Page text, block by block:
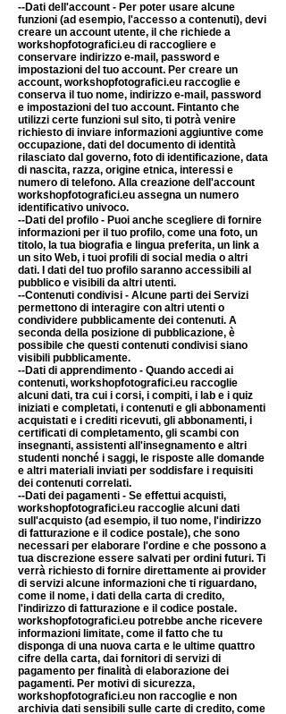
--Dati dell'account - Per poter usare alcune
funzioni (ad esempio, l'accesso a contenuti), devi
creare un account utente, il che richiede a
workshopfotografici.eu di raccogliere e
conservare indirizzo e-mail, password e
impostazioni del tuo account. Per creare un
account, workshopfotografici.eu raccoglie e
conserva il tuo nome, indirizzo e-mail, password
e impostazioni del tuo account. Fintanto che
utilizzi certe funzioni sul sito, ti potrà venire
richiesto di inviare informazioni aggiuntive come
occupazione, dati del documento di identità
rilasciato dal governo, foto di identificazione, data
di nascita, razza, origine etnica, interessi e
numero di telefono. Alla creazione dell'account
workshopfotografici.eu assegna un numero
identificativo univoco.
--Dati del profilo - Puoi anche scegliere di fornire
informazioni per il tuo profilo, come una foto, un
titolo, la tua biografia e lingua preferita, un link a
un sito Web, i tuoi profili di social media o altri
dati. I dati del tuo profilo saranno accessibili al
pubblico e visibili da altri utenti.
--Contenuti condivisi - Alcune parti dei Servizi
permettono di interagire con altri utenti o
condividere pubblicamente dei contenuti. A
seconda della posizione di pubblicazione, è
possibile che questi contenuti condivisi siano
visibili pubblicamente.
--Dati di apprendimento - Quando accedi ai
contenuti, workshopfotografici.eu raccoglie
alcuni dati, tra cui i corsi, i compiti, i lab e i quiz
iniziati e completati, i contenuti e gli abbonamenti
acquistati e i crediti ricevuti, gli abbonamenti, i
certificati di completamento, gli scambi con
insegnanti, assistenti all'insegnamento e altri
studenti nonché i saggi, le risposte alle domande
e altri materiali inviati per soddisfare i requisiti
dei contenuti correlati.
--Dati dei pagamenti - Se effettui acquisti,
workshopfotografici.eu raccoglie alcuni dati
sull'acquisto (ad esempio, il tuo nome, l'indirizzo
di fatturazione e il codice postale), che sono
necessari per elaborare l'ordine e che possono a
tua discrezione essere salvati per ordini futuri. Ti
verrà richiesto di fornire direttamente ai provider
di servizi alcune informazioni che ti riguardano,
come il nome, i dati della carta di credito,
l'indirizzo di fatturazione e il codice postale.
workshopfotografici.eu potrebbe anche ricevere
informazioni limitate, come il fatto che tu
disponga di una nuova carta e le ultime quattro
cifre della carta, dai fornitori di servizi di
pagamento per finalità di elaborazione dei
pagamenti. Per motivi di sicurezza,
workshopfotografici.eu non raccoglie e non
archivia dati sensibili sulle carte di credito, come